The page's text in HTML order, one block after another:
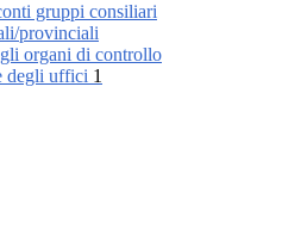
gruppi consiliari
provinciali
organi di controllo
degli uffici 1